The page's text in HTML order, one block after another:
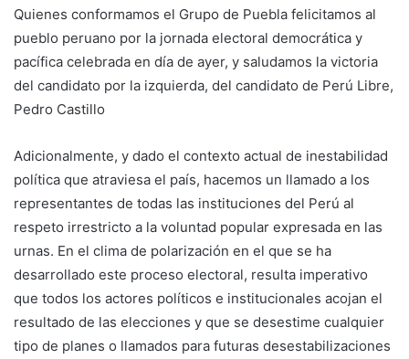
Quienes conformamos el Grupo de Puebla felicitamos al
pueblo peruano por la jornada electoral democrática y
pacífica celebrada en día de ayer, y saludamos la victoria
del candidato por la izquierda, del candidato de Perú Libre,
Pedro Castillo
Adicionalmente, y dado el contexto actual de inestabilidad
política que atraviesa el país, hacemos un llamado a los
representantes de todas las instituciones del Perú al
respeto irrestricto a la voluntad popular expresada en las
urnas. En el clima de polarización en el que se ha
desarrollado este proceso electoral, resulta imperativo
que todos los actores políticos e institucionales acojan el
resultado de las elecciones y que se desestime cualquier
tipo de planes o llamados para futuras desestabilizaciones